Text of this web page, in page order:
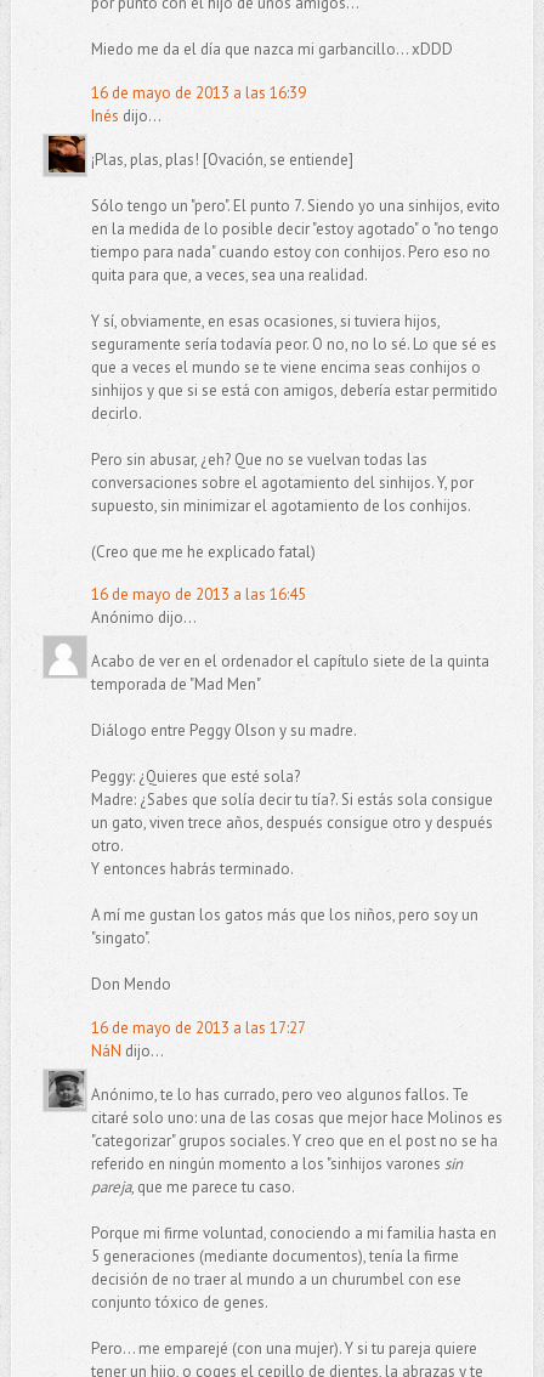
Miedo me da el día que nazca mi garbancillo... xDDD
16 de mayo de 2013 a las 16:39
Inés dijo...
¡Plas, plas, plas! [Ovación, se entiende]
Sólo tengo un "pero". El punto 7. Siendo yo una sinhijos, evito
en la medida de lo posible decir "estoy agotado" o "no tengo
tiempo para nada" cuando estoy con conhijos. Pero eso no
quita para que, a veces, sea una realidad.
Y sí, obviamente, en esas ocasiones, si tuviera hijos,
seguramente sería todavía peor. O no, no lo sé. Lo que sé es
que a veces el mundo se te viene encima seas conhijos o
sinhijos y que si se está con amigos, debería estar permitido
decirlo.
Pero sin abusar, ¿eh? Que no se vuelvan todas las
conversaciones sobre el agotamiento del sinhijos. Y, por
supuesto, sin minimizar el agotamiento de los conhijos.
(Creo que me he explicado fatal)
16 de mayo de 2013 a las 16:45
Anónimo dijo...
Acabo de ver en el ordenador el capítulo siete de la quinta
temporada de "Mad Men"
Diálogo entre Peggy Olson y su madre.
Peggy: ¿Quieres que esté sola?
Madre: ¿Sabes que solía decir tu tía?. Si estás sola consigue
un gato, viven trece años, después consigue otro y después
otro.
Y entonces habrás terminado.
A mí me gustan los gatos más que los niños, pero soy un
"singato".
Don Mendo
16 de mayo de 2013 a las 17:27
NáN dijo...
Anónimo, te lo has currado, pero veo algunos fallos. Te
citaré solo uno: una de las cosas que mejor hace Molinos es
"categorizar" grupos sociales. Y creo que en el post no se ha
referido en ningún momento a los "sinhijos varones sin
pareja, que me parece tu caso.
Porque mi firme voluntad, conociendo a mi familia hasta en
5 generaciones (mediante documentos), tenía la firme
decisión de no traer al mundo a un churumbel con ese
conjunto tóxico de genes.
Pero... me emparejé (con una mujer). Y si tu pareja quiere
tener un hijo, o coges el cepillo de dientes, la abrazas y te